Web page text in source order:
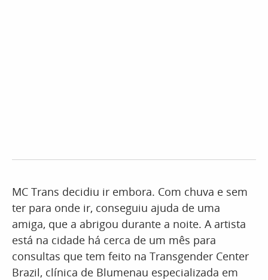
MC Trans decidiu ir embora. Com chuva e sem
ter para onde ir, conseguiu ajuda de uma
amiga, que a abrigou durante a noite. A artista
está na cidade há cerca de um mês para
consultas que tem feito na Transgender Center
Brazil, clínica de Blumenau especializada em